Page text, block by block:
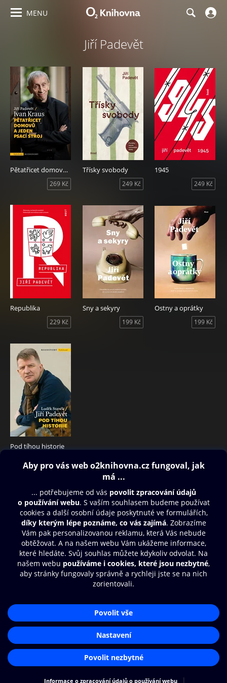
MENU
Jiří Padevět
Pětatřicet domovů a jeden psací stroj
269 Kč
Třísky svobody
249 Kč
1945
249 Kč
Republika
229 Kč
Sny a sekyry
199 Kč
Ostny a oprátky
199 Kč
Pod tíhou historie
150 Kč
Obsah ke stažení
Moje O2 Knihovna
Další zábava
© O2 Czech Republic a.s.
Přístupnost
Zásady zpracování osobních údajů
Nastavení cookies
Aplikace O2 Knihovna
Čti a poslouchej své e-knihy a
audioknihy rychleji a pohodlněji.